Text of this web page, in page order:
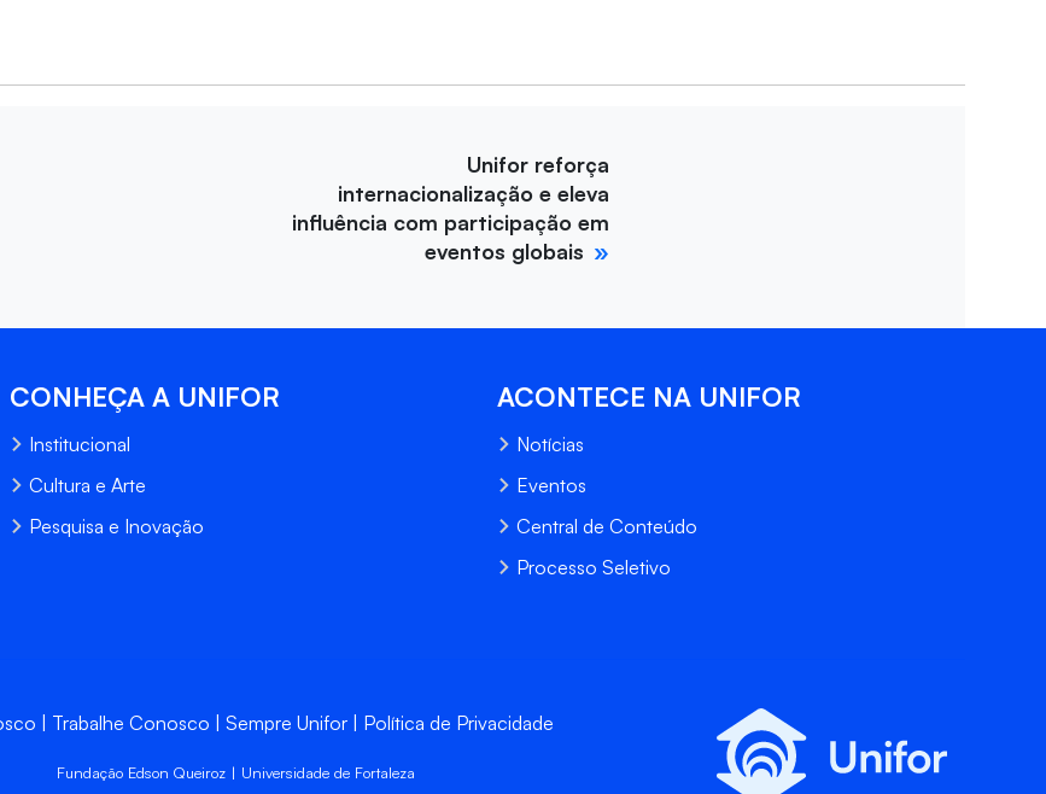
Unifor reforça
internacionalização e eleva
influência com participação em
eventos globais
CONHEÇA A UNIFOR
Institucional
Cultura e Arte
Pesquisa e Inovação
ACONTECE NA UNIFOR
Notícias
Eventos
Central de Conteúdo
Processo Seletivo
Trabalhe Conosco Sempre Unifor Política de Privacidade
Fundação Edson Queiroz | Universidade de Fortaleza